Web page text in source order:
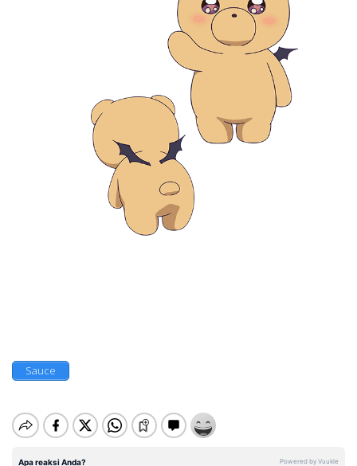
Sauce